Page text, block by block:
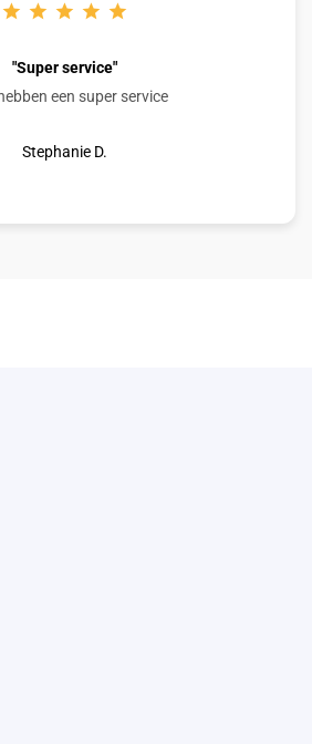
"Super service"
een super service
Stephanie D.